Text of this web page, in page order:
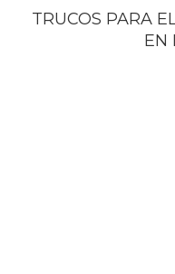
TRUCOS PARA
EN